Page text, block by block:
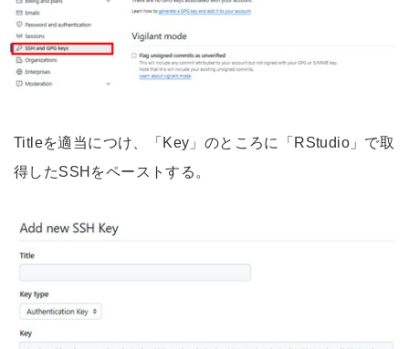
Titleを適当につけ、「Key」のところに「RStudio」で取
得したSSHをペーストする。